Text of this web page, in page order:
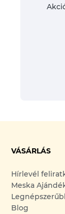
VÁSÁRLÁS
Hírlevél
Meska
Blog